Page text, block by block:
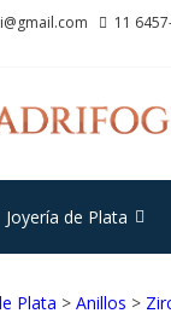
11
Joyería de Plata
Plata > Anillos >